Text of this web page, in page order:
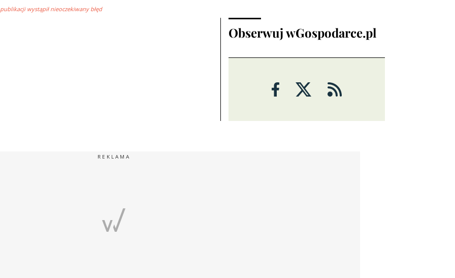
wystąpił nieoczekiwany błęd
Obserwuj wGospodarce.pl
REKLAMA